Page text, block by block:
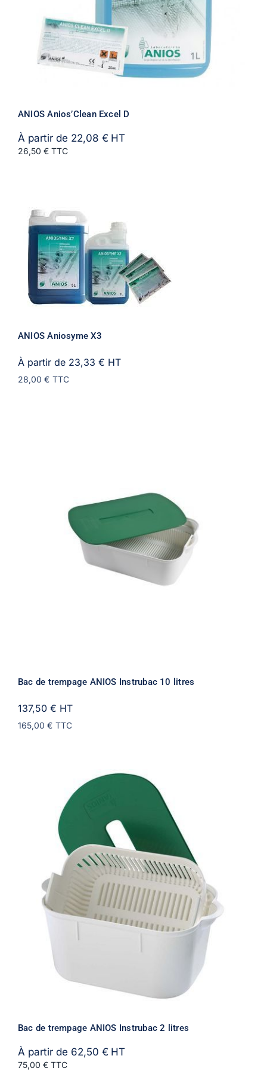
ANIOS Anios’Clean Excel D
À partir de 22,08 € HT
26,50 € TTC
ANIOS Aniosyme X3
À partir de 23,33 € HT
28,00 € TTC
Bac de trempage ANIOS Instrubac 10 litres
137,50 € HT
165,00 € TTC
Bac de trempage ANIOS Instrubac 2 litres
À partir de 62,50 € HT
75,00 € TTC